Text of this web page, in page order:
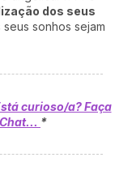
dos seus
sonhos sejam
curioso/a? Faça
*